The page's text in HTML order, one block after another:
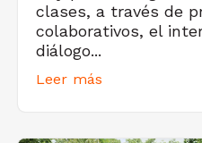
clases, a través de
colaborativos, el
diálogo...
Leer más